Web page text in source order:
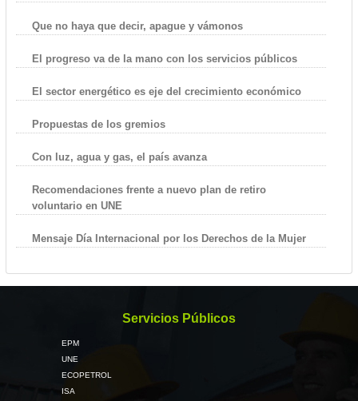
Que no haya que decir, apague y vámonos
El progreso va de la mano con los servicios públicos
El sector energético es eje del crecimiento económico
Propuestas de los gremios
Con luz, agua y gas, el país avanza
Recomendaciones frente a nuevo plan de retiro
voluntario en UNE
Mensaje Día Internacional por los Derechos de la Mujer
Servicios Públicos
EPM
UNE
ECOPETROL
ISA